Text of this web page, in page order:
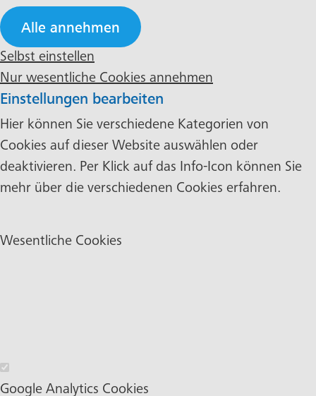
Alle annehmen
Selbst einstellen
Nur wesentliche Cookies annehmen
Einstellungen bearbeiten
Hier können Sie verschiedene Kategorien von
Cookies auf dieser Website auswählen oder
deaktivieren. Per Klick auf das Info-Icon können Sie
mehr über die verschiedenen Cookies erfahren.
Wesentliche Cookies
Wesentliche Cookies
Google Analytics Cookies